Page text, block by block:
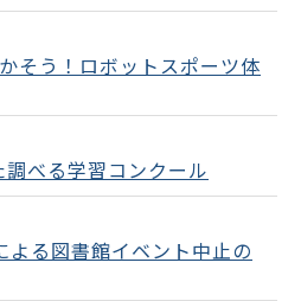
そう！ロボットスポーツ体
べる学習コンクール
る図書館イベント中止の